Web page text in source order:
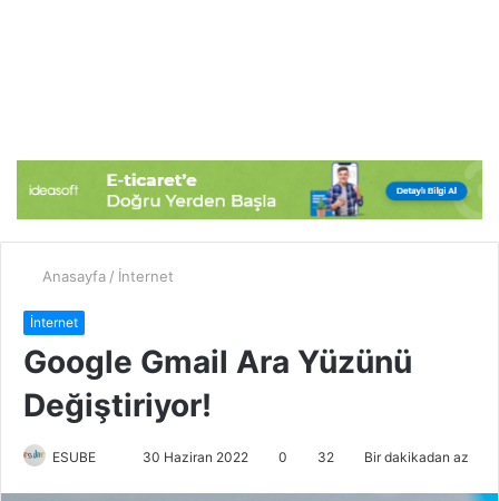
Anasayfa / İnternet
İnternet
Google Gmail Ara Yüzünü
Değiştiriyor!
ESUBE 30 Haziran 2022 0 32 Bir dakikadan az